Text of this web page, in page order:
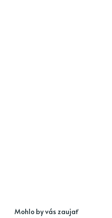
Mohlo by vás zaujať